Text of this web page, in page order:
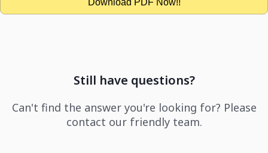
Download PDF Now!!
Still have questions?
Can't find the answer you're looking for? Please
contact our friendly team.